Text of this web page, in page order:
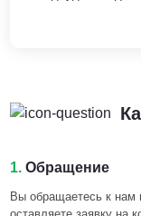
1. Обращение
Вы обращаетесь к нам